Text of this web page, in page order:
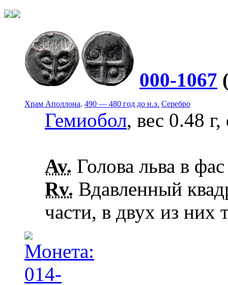
000-1067
Храм Аполлона. 490 — 480 год до н.э. Серебро
Гемиобол, вес 0.48
Av. Голова льва в фас
Rv. Вдавленный
части, в двух из них